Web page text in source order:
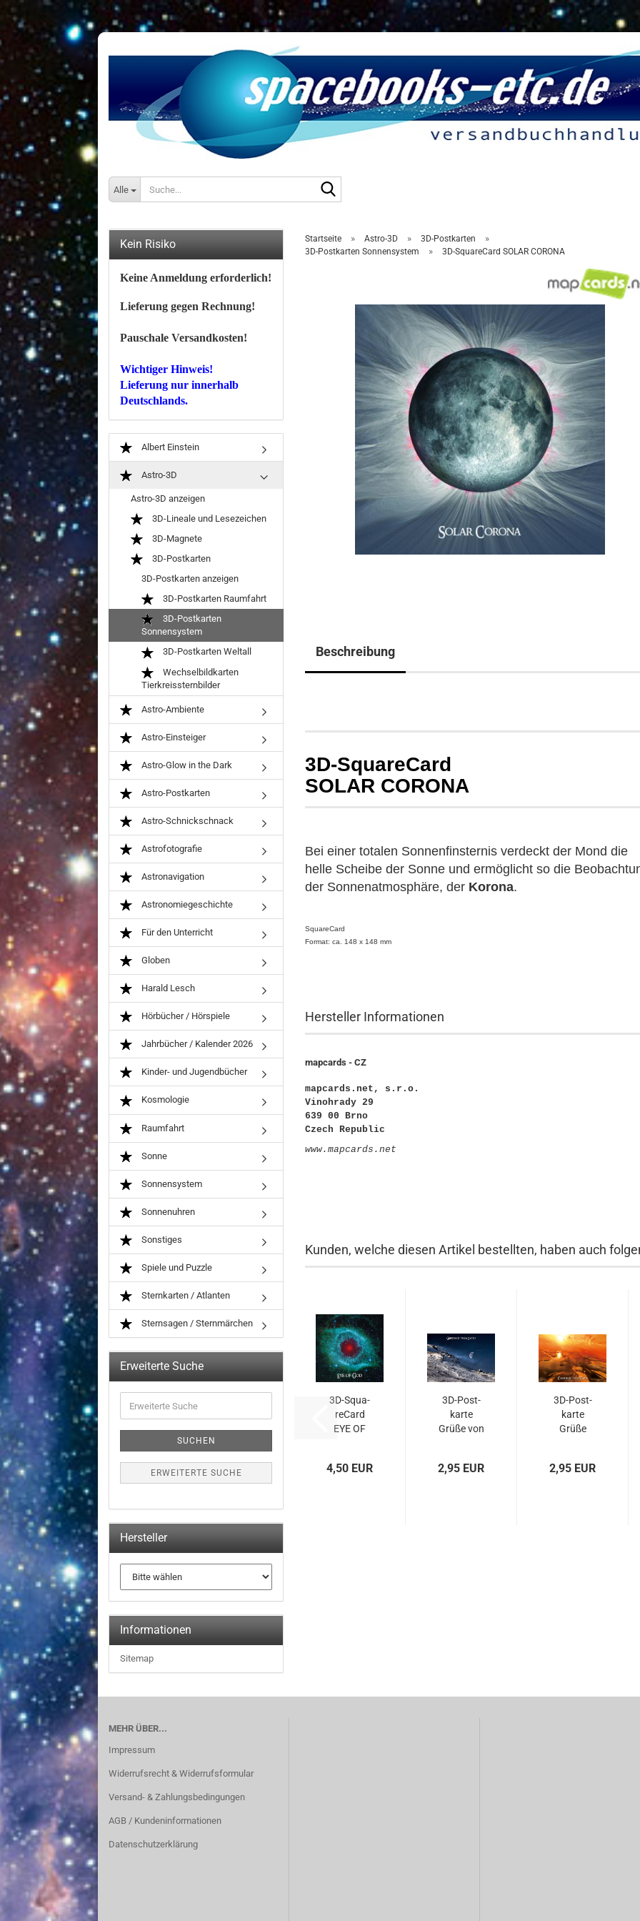
Alle
Startseite » Astro-3D » 3D-Postkarten »
3D-Postkarten Sonnensystem » 3D-SquareCard SOLAR CORONA
Beschreibung
3D-SquareCard
SOLAR CORONA
Bei einer totalen Sonnenfinsternis verdeckt der Mond die
helle Scheibe der Sonne und ermöglicht so die
der Sonnenatmosphäre, der Korona.
SquareCard
Format: ca. 148 x 148 mm
Hersteller Informationen
mapcards - CZ
mapcards.net, s.r.o.
Vinohrady 29
639 00 Brno
Czech Republic
www.mapcards.net
Kunden, welche diesen Artikel bestellten, haben auch
3D-​Squa­
re­Card
EYE OF
Nebel
4,50 EUR
3D-​Post­
kar­te
Grüße von
2,95 EUR
3D-​Post­
kar­te
Grüße
Titan...
2,95 EUR
Kein Risiko
Keine Anmeldung erforderlich!
Lieferung gegen Rechnung!
Pauschale Versandkosten!
Wichtiger Hinweis!
Lieferung nur innerhalb
Deutschlands.
Albert Einstein
Astro-3D
Astro-3D anzeigen
3D-Lineale und Lesezeichen
3D-Magnete
3D-Postkarten
3D-Postkarten anzeigen
3D-Postkarten Raumfahrt
3D-Postkarten
Sonnensystem
3D-Postkarten Weltall
Wechselbildkarten
Tierkreissternbilder
Astro-Ambiente
Astro-Einsteiger
Astro-Glow in the Dark
Astro-Postkarten
Astro-Schnickschnack
Astrofotografie
Astronavigation
Astronomiegeschichte
Für den Unterricht
Globen
Harald Lesch
Hörbücher / Hörspiele
Jahrbücher / Kalender 2026
Kinder- und Jugendbücher
Kosmologie
Raumfahrt
Sonne
Sonnensystem
Sonnenuhren
Sonstiges
Spiele und Puzzle
Sternkarten / Atlanten
Sternsagen / Sternmärchen
Erweiterte Suche
Suche
SUCHEN
ERWEITERTE SUCHE
Hersteller
Informationen
Sitemap
MEHR ÜBER...
Impressum
Widerrufsrecht & Widerrufsformular
Versand- & Zahlungsbedingungen
AGB / Kundeninformationen
Datenschutzerklärung